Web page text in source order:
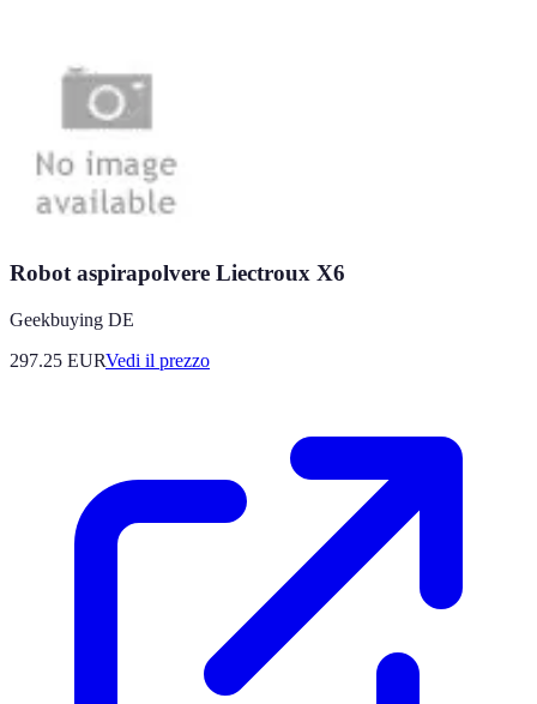
Robot aspirapolvere Liectroux X6
Geekbuying DE
297.25 EURVedi il prezzo